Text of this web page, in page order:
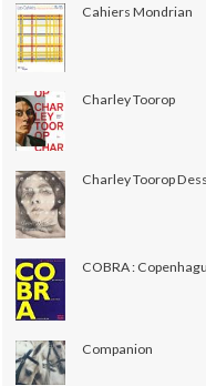
Cahiers Mondrian
Charley Toorop
Charley Toorop
COBRA :
Companion